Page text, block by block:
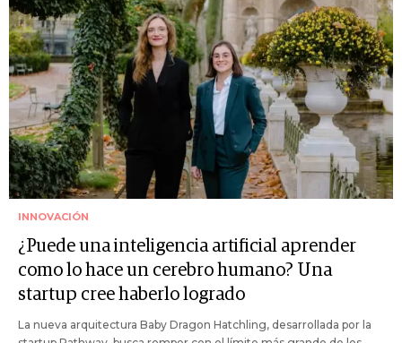
INNOVACIÓN
¿Puede una inteligencia artificial aprender
como lo hace un cerebro humano? Una
startup cree haberlo logrado
La nueva arquitectura Baby Dragon Hatchling, desarrollada por la